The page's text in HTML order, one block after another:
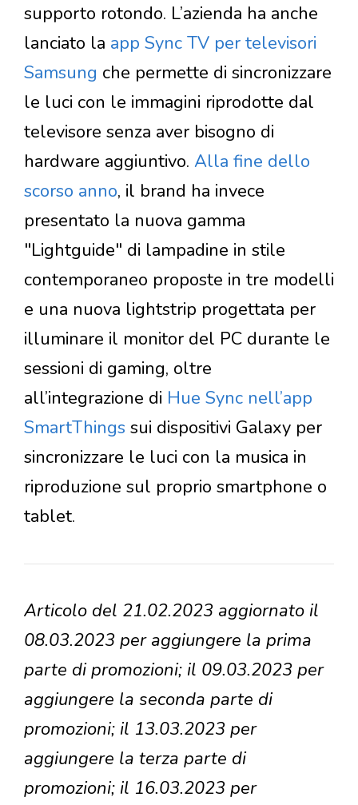
supporto rotondo. L’azienda ha anche
lanciato la app Sync TV per televisori
Samsung che permette di sincronizzare
le luci con le immagini riprodotte dal
televisore senza aver bisogno di
hardware aggiuntivo. Alla fine dello
scorso anno, il brand ha invece
presentato la nuova gamma
"Lightguide" di lampadine in stile
contemporaneo proposte in tre modelli
e una nuova lightstrip progettata per
illuminare il monitor del PC durante le
sessioni di gaming, oltre
all’integrazione di Hue Sync nell’app
SmartThings sui dispositivi Galaxy per
sincronizzare le luci con la musica in
riproduzione sul proprio smartphone o
tablet.
Articolo del 21.02.2023 aggiornato il
08.03.2023 per aggiungere la prima
parte di promozioni; il 09.03.2023 per
aggiungere la seconda parte di
promozioni; il 13.03.2023 per
aggiungere la terza parte di
promozioni; il 16.03.2023 per